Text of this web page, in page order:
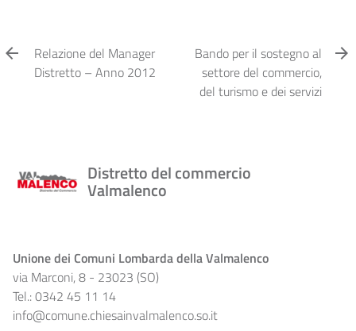
Relazione del Manager
Distretto – Anno 2012
Bando per il sostegno al
settore del commercio,
del turismo e dei servizi
Distretto del commercio
Valmalenco
Unione dei Comuni Lombarda della Valmalenco
via Marconi, 8 - 23023 (SO)
Tel.: 0342 45 11 14
info@comune.chiesainvalmalenco.so.it